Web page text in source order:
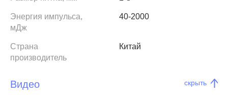
Энергия импульса,
мДж
40-2000
Страна
производитель
Китай
Видео скрыть